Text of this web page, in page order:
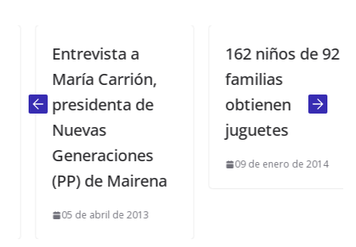
Entrevista a
María Carrión,
presidenta de
Nuevas
Generaciones
(PP) de Mairena
05 de abril de 2013
162 niños de 92
familias
obtienen
juguetes
09 de enero de 2014